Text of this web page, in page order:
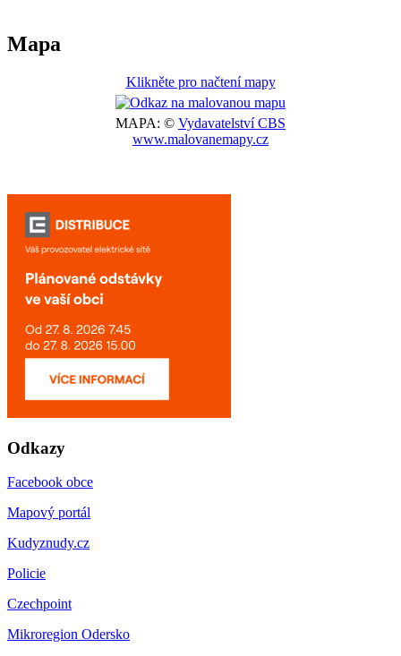
Mapa
Klikněte pro načtení mapy
MAPA: © Vydavatelství CBS
www.malovanemapy.cz
Odkazy
Facebook obce
Mapový portál
Kudyznudy.cz
Policie
Czechpoint
Mikroregion Odersko